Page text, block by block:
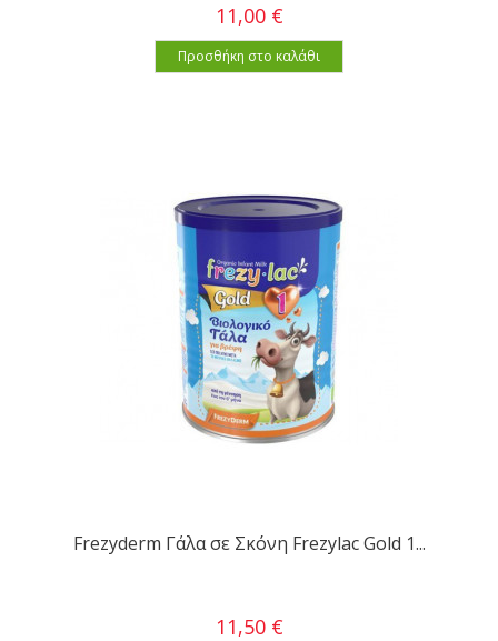
11,00 €
Προσθήκη στο καλάθι
Frezyderm Γάλα σε Σκόνη Frezylac Gold 1...
11,50 €